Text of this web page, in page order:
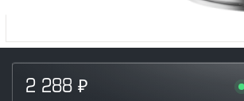
2 288 ₽